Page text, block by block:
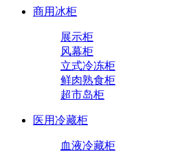
商用冰柜
展示柜
风幕柜
立式冷冻柜
鲜肉熟食柜
超市岛柜
医用冷藏柜
血液冷藏柜